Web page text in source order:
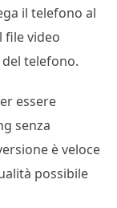
il telefono al
file video
telefono.
essere
senza
è veloce
possibile